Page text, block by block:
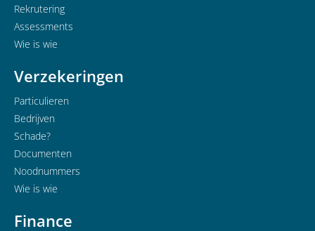
Rekrutering
Assessments
Wie is wie
Verzekeringen
Particulieren
Bedrijven
Schade?
Documenten
Noodnummers
Wie is wie
Finance